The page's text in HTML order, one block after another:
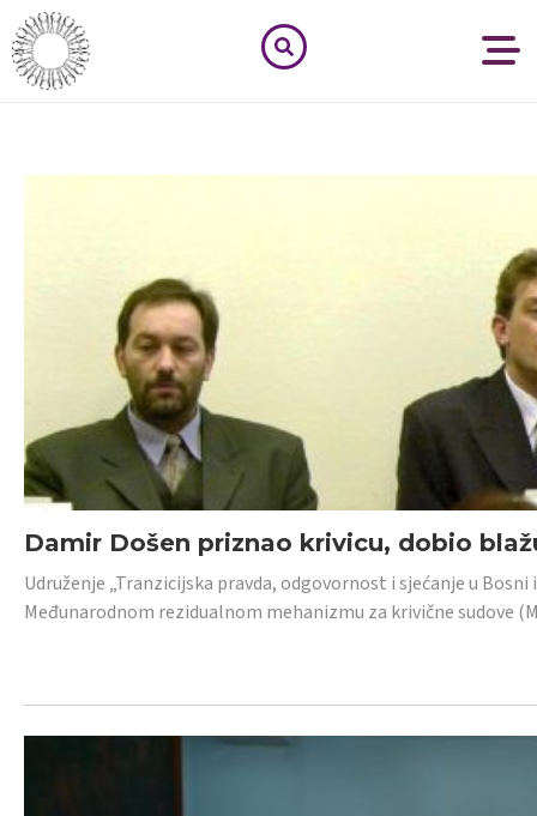
Damir Došen priznao krivicu, dobio
Udruženje „Tranzicijska pravda, odgovornost i sjećanje u
Međunarodnom rezidualnom mehanizmu za krivične sudove